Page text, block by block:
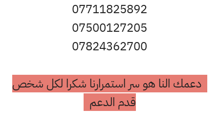
07711825892
07500127205
07824362700
دعمك النا هو سر استمرارنا شكرا لكل شخص
قدم الدعم